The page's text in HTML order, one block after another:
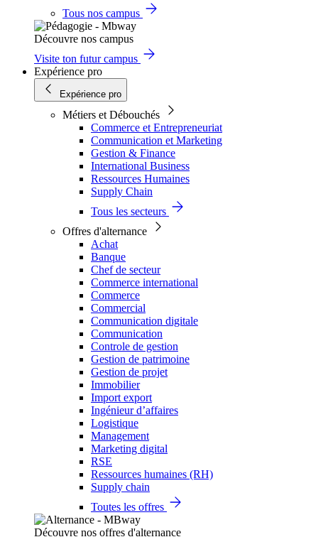
Tous nos campus
Découvre nos campus
Visite ton futur campus
Expérience pro
Expérience pro
Métiers et Débouchés
Commerce et Entrepreneuriat
Communication et Marketing
Gestion & Finance
International Business
Ressources Humaines
Supply Chain
Tous les secteurs
Offres d'alternance
Achat
Banque
Chef de secteur
Commerce international
Commerce
Commercial
Communication digitale
Communication
Controle de gestion
Gestion de patrimoine
Gestion de projet
Immobilier
Import export
Ingénieur d’affaires
Logistique
Management
Marketing digital
RSE
Ressources humaines (RH)
Supply chain
Toutes les offres
Découvre nos offres d'alternance